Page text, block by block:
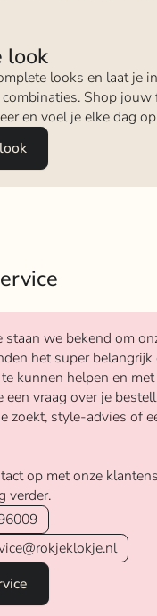
look
looks en laat je
Shop jouw
en voel je elke dag
staan we bekend om
het super
kunnen helpen en
een vraag over je
zoekt, style-advies of
op met onze
verder.